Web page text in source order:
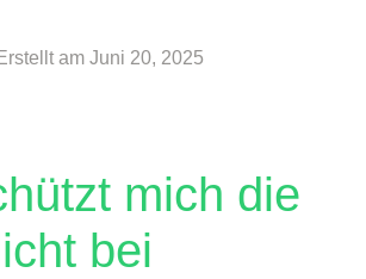
Erstellt am Juni 20, 2025
mich die
bei